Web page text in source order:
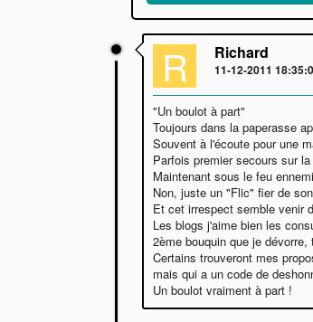
R Richard
11-12-2011
"Un boulot à part"
Toujours dans la paperasse
Souvent à l'écoute pour une
Parfois premier secours sur
Maintenant sous le feu
Non, juste un "Flic" fier de
Et cet irrespect semble venir
Les blogs j'aime bien les
2ème bouquin que je
Certains trouveront mes
mais qui a un code de
Un boulot vraiment à part !